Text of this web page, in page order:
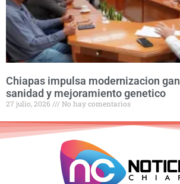
Chiapas impulsa modernizacion
sanidad y mejoramiento genetico
27 julio, 2026 No hay comentarios